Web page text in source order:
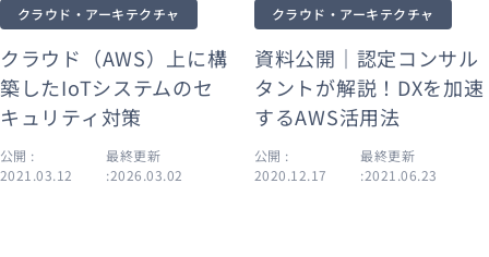
クラウド・アーキテクチャ
クラウド（AWS）上に構
築したIoTシステムのセ
キュリティ対策
公開 :
2021.03.12
最終更新
:2026.03.02
クラウド・アーキテクチャ
資料公開｜認定コンサル
タントが解説！DXを加速
するAWS活用法
公開 :
2020.12.17
最終更新
:2021.06.23